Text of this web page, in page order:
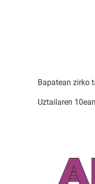
Bapatean zirko
Uztailaren